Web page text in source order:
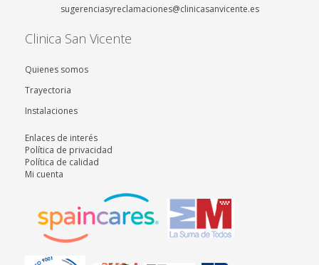
sugerenciasyreclamaciones@clinicasanvicente.es
Clinica San Vicente
Quienes somos
Trayectoria
Instalaciones
Enlaces de interés
Política de privacidad
Política de calidad
Mi cuenta